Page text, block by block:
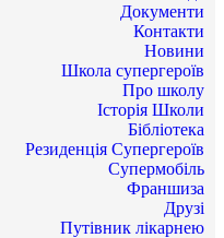
Документи
Контакти
Новини
Школа супергероїв
Про школу
Історія Школи
Бібліотека
Резиденція Супергероїв
Супермобіль
Франшиза
Друзі
Путівник лікарнею